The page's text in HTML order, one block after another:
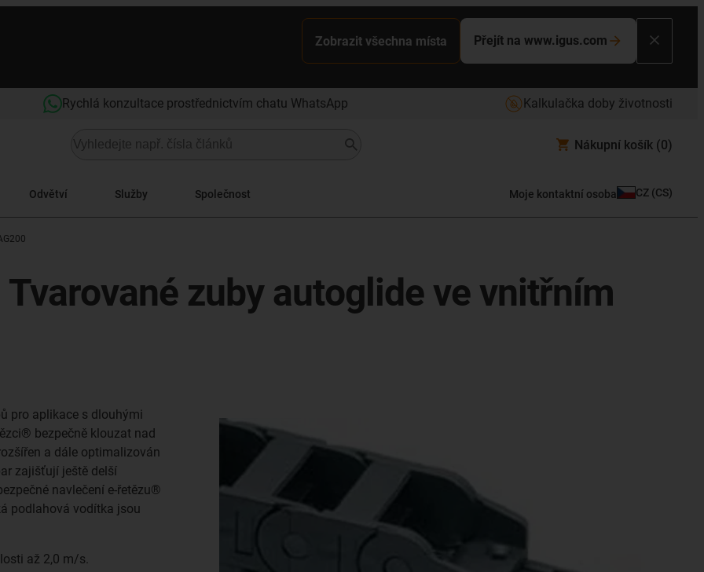
Zobrazit všechna místa Přejít na www.igus.com
Rychlá konzultace prostřednictvím chatu WhatsApp Kalkulačka doby životnosti
Nákupní košík (0)
Odvětví Služby Společnost Moje kontaktní osoba CZ (CS)
zuby autoglide ve vnitřním
pro aplikace s dlouhými
bezpečně klouzat nad
a dále optimalizován
zajišťují ještě delší
navlečení e-řetězu®
podlahová vodítka jsou
až 2,0 m/s.